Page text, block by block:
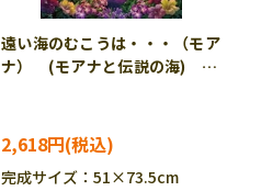
遠い海のむこうは・・・（モア
ナ） (モアナと伝説の海)
2,618円
完成サイズ：51×73.5cm